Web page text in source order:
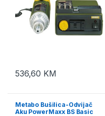
536,60 KM
Metabo Bušilica-Odvijač
Aku PowerMaxx BS Basic